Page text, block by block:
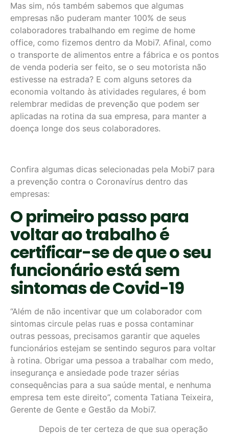
Mas sim, nós também sabemos que algumas
empresas não puderam manter 100% de seus
colaboradores trabalhando em regime de home
office, como fizemos dentro da Mobi7. Afinal, como
o transporte de alimentos entre a fábrica e os pontos
de venda poderia ser feito, se o seu motorista não
estivesse na estrada? E com alguns setores da
economia voltando às atividades regulares, é bom
relembrar medidas de prevenção que podem ser
aplicadas na rotina da sua empresa, para manter a
doença longe dos seus colaboradores.
Confira algumas dicas selecionadas pela Mobi7 para
a prevenção contra o Coronavírus dentro das
empresas:
O primeiro passo para
voltar ao trabalho é
certificar-se de que o seu
funcionário está sem
sintomas de Covid-19
“Além de não incentivar que um colaborador com
sintomas circule pelas ruas e possa contaminar
outras pessoas, precisamos garantir que aqueles
funcionários estejam se sentindo seguros para voltar
à rotina. Obrigar uma pessoa a trabalhar com medo,
insegurança e ansiedade pode trazer sérias
consequências para a sua saúde mental, e nenhuma
empresa tem este direito”, comenta Tatiana Teixeira,
Gerente de Gente e Gestão da Mobi7.
Depois de ter certeza de que sua operação